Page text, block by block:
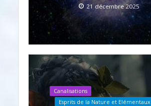
21 décembre 2025
Canalisations
Esprits de la Nature et Elémentaux